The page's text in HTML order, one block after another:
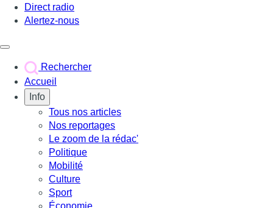
Direct radio
Alertez-nous
Rechercher
Accueil
Info
Tous nos articles
Nos reportages
Le zoom de la rédac'
Politique
Mobilité
Culture
Sport
Économie